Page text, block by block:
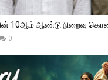
10ஆம் ஆண்டு நிறைவு
0